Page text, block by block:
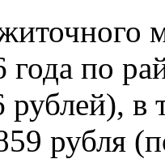
года по
рублей), в
рубля